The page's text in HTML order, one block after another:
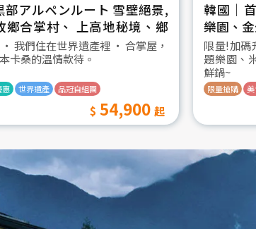
部アルペンルート 雪壁絕景,
鄉合掌村、 上高地秘境、鄉
町5日
我們住在世界遺產裡 ‧ 合掌屋，
卡桑的溫情款待。
惠 世界遺產 品冠自組團
54,900
韓國│
樂園、
限量!加碼
題樂園、
鮮鍋~
限量搶購